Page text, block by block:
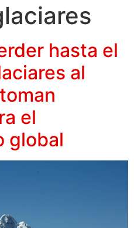
hasta el
al
el
global